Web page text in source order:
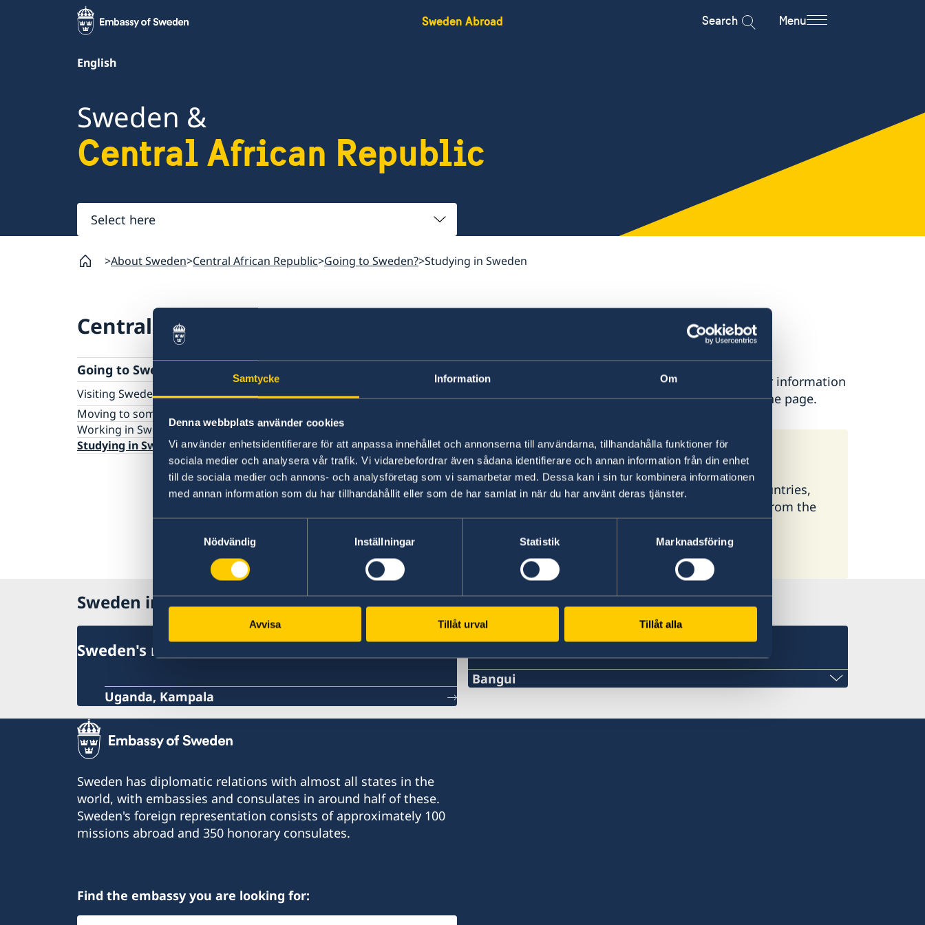
Samtycke Information Om
Denna webbplats använder cookies
Vi använder enhetsidentifierare för att anpassa innehållet och annonserna till användarna, tillhandahålla funktioner för
sociala medier och analysera vår trafik. Vi vidarebefordrar även sådana identifierare och annan information från din enhet
till de sociala medier och annons- och analysföretag som vi samarbetar med. Dessa kan i sin tur kombinera informationen
med annan information som du har tillhandahållit eller som de har samlat in när du har använt deras tjänster.
Nödvändig
Inställningar Statistik Marknadsföring
Avvisa Tillåt urval Tillåt alla
Sweden Abroad Search Menu
English
Sweden &
Central African Republic
Select
here
About Sweden Central African Republic Going to Sweden? Studying in Sweden
Central African Republic
Going to Sweden?
Visiting Sweden
Apply for a Visa
Moving to someone in Sweden
Working in Sweden
Studying in Sweden
No local information is currently available. Please contact the Embassy for information
on any local conditions. A link to the Embassy is found at the bottom of the page.
Basic information about: Studying in Sweden
Basic information applicable to all countries is available here. In some countries,
additional conditions also apply – for more information, select a country from the
'Select Country Here' drop-down list.
Read more
Sweden in Central African Republic
Sweden's mission
Uganda, Kampala
Swedish consulates
Bangui
Sweden has diplomatic relations with almost all states in the
world, with embassies and consulates in around half of these.
Sweden's foreign representation consists of approximately 100
missions abroad and 350 honorary consulates.
Find the embassy you are looking for: